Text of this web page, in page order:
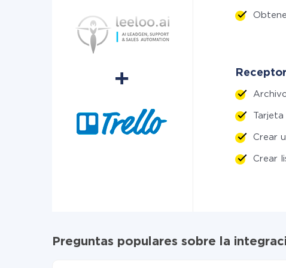
Crear
Crear
Preguntas populares sobre la